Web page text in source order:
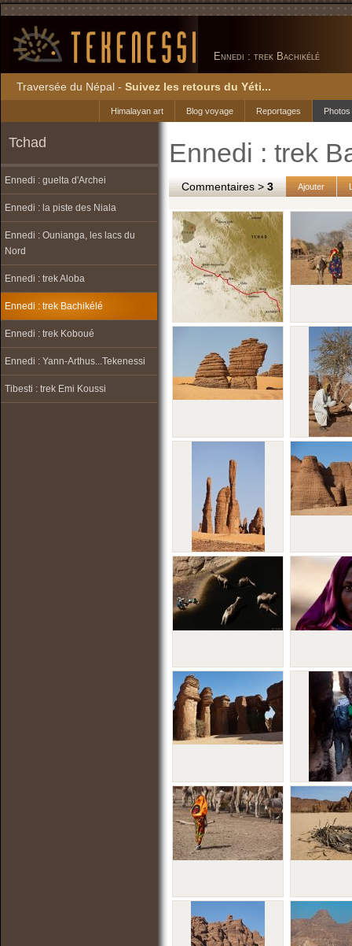
Ennedi : trek Bachikélé
Traversée du Népal - Suivez les retours du Yéti...
Photos
Reportages
Blog voyage
Himalayan art
Tchad
Ennedi : guelta d'Archei
Ennedi : la piste des Niala
Ennedi : Ounianga, les lacs du
Nord
Ennedi : trek Aloba
Ennedi : trek Bachikélé
Ennedi : trek Koboué
Ennedi : Yann-Arthus...Tekenessi
Tibesti : trek Emi Koussi
Ennedi : trek
Commentaires >3 Ajouter